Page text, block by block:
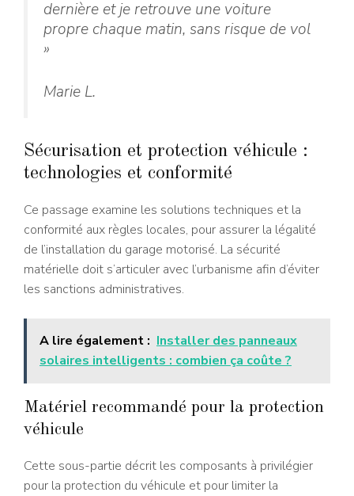
dernière et je retrouve une voiture
propre chaque matin, sans risque de vol
»
Marie L.
Sécurisation et protection véhicule :
technologies et conformité
Ce passage examine les solutions techniques et la
conformité aux règles locales, pour assurer la légalité
de l’installation du garage motorisé. La sécurité
matérielle doit s’articuler avec l’urbanisme afin d’éviter
les sanctions administratives.
A lire également : Installer des panneaux
solaires intelligents : combien ça coûte ?
Matériel recommandé pour la protection
véhicule
Cette sous-partie décrit les composants à privilégier
pour la protection du véhicule et pour limiter la